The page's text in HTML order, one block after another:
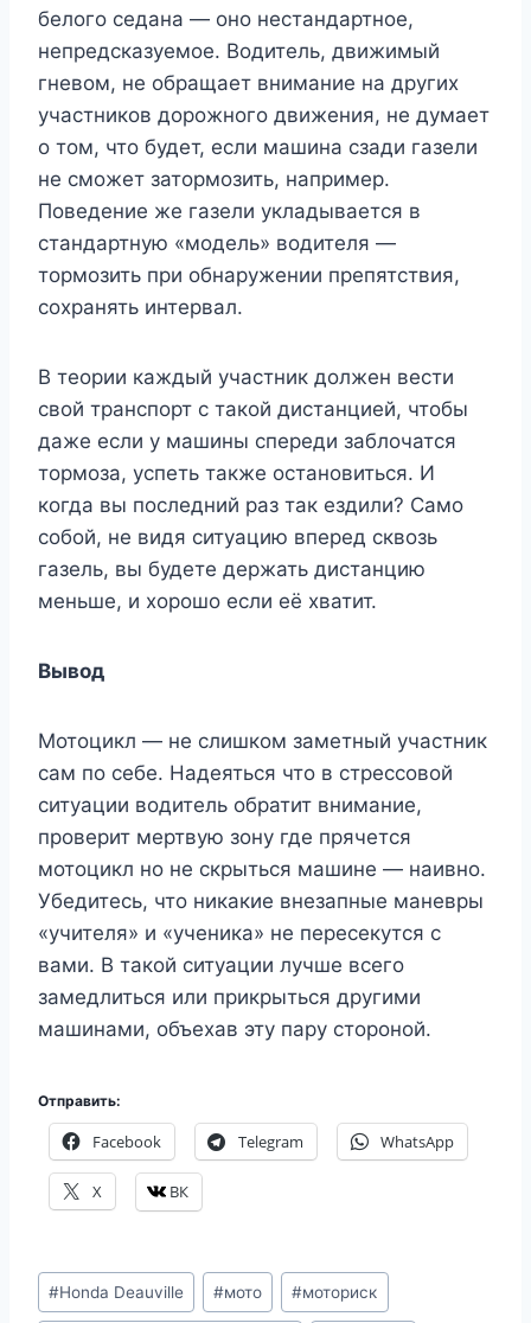
белого седана — оно нестандартное,
непредсказуемое. Водитель, движимый
гневом, не обращает внимание на других
участников дорожного движения, не думает
о том, что будет, если машина сзади газели
не сможет затормозить, например.
Поведение же газели укладывается в
стандартную «модель» водителя —
тормозить при обнаружении препятствия,
сохранять интервал.
В теории каждый участник должен вести
свой транспорт с такой дистанцией, чтобы
даже если у машины спереди заблочатся
тормоза, успеть также остановиться. И
когда вы последний раз так ездили? Само
собой, не видя ситуацию вперед сквозь
газель, вы будете держать дистанцию
меньше, и хорошо если её хватит.
Вывод
Мотоцикл — не слишком заметный участник
сам по себе. Надеяться что в стрессовой
ситуации водитель обратит внимание,
проверит мертвую зону где прячется
мотоцикл но не скрыться машине — наивно.
Убедитесь, что никакие внезапные маневры
«учителя» и «ученика» не пересекутся с
вами. В такой ситуации лучше всего
замедлиться или прикрыться другими
машинами, объехав эту пару стороной.
Отправить:
Facebook Telegram WhatsApp
X ВК
Метки
записи:
#Honda Deauville #мото #моториск